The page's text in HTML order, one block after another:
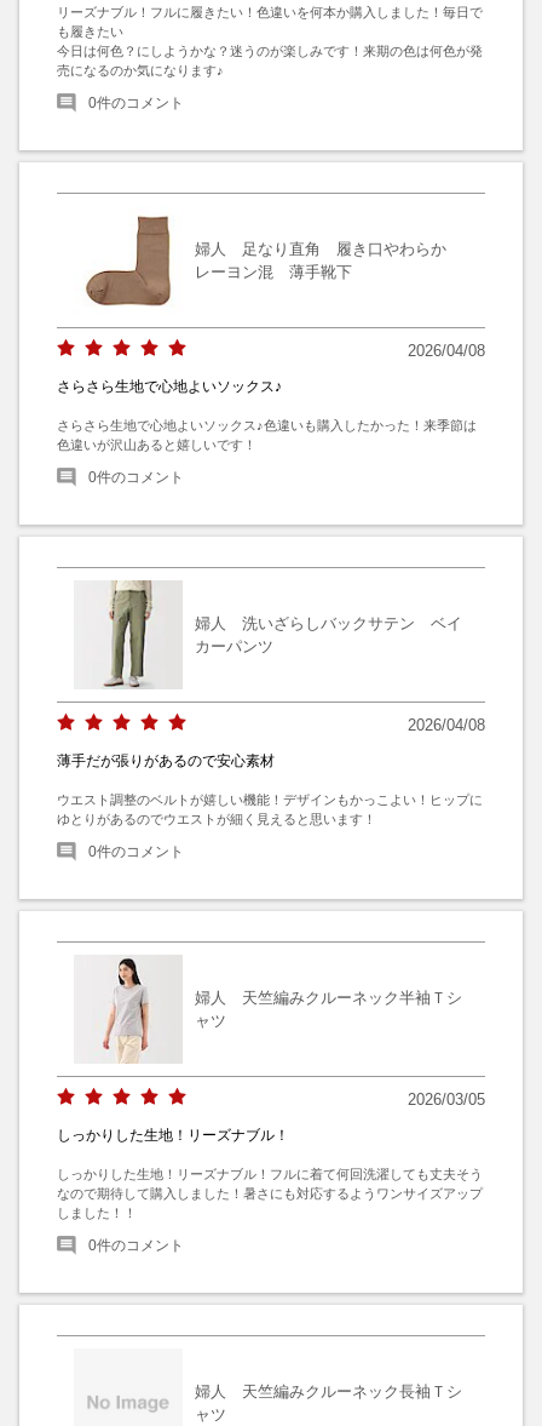
リーズナブル！フルに履きたい！色違いを何本か購入しました！毎日で
も履きたい
今日は何色？にしようかな？迷うのが楽しみです！来期の色は何色が発
売になるのか気になります♪
0件のコメント
婦人 足なり直角 履き口やわらか
レーヨン混 薄手靴下
2026/04/08
さらさら生地で心地よいソックス♪
さらさら生地で心地よいソックス♪色違いも購入したかった！来季節は
色違いが沢山あると嬉しいです！
0件のコメント
婦人 洗いざらしバックサテン ベイ
カーパンツ
2026/04/08
薄手だが張りがあるので安心素材
ウエスト調整のベルトが嬉しい機能！デザインもかっこよい！ヒップに
ゆとりがあるのでウエストが細く見えると思います！
0件のコメント
婦人 天竺編みクルーネック半袖Ｔシ
ャツ
2026/03/05
しっかりした生地！リーズナブル！
しっかりした生地！リーズナブル！フルに着て何回洗濯しても丈夫そう
なので期待して購入しました！暑さにも対応するようワンサイズアップ
しました！！
0件のコメント
婦人 天竺編みクルーネック長袖Ｔシ
ャツ